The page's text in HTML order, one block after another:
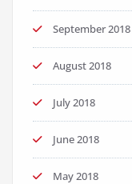
September 2018
August 2018
July 2018
June 2018
May 2018